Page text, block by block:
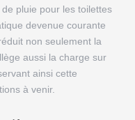
pluie pour les toilettes
devenue courante
non seulement la
aussi la charge sur
ainsi cette
à venir.